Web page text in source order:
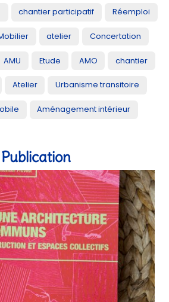
chantier participatif Réemploi
Mobilier atelier Concertation
AMU Etude AMO chantier
Atelier Urbanisme transitoire
Publication